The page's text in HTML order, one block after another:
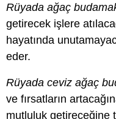
Rüyada ağaç
getirecek işlere
hayatında
eder.
Rüyada ceviz ağaç
ve fırsatların
mutluluk getireceğine